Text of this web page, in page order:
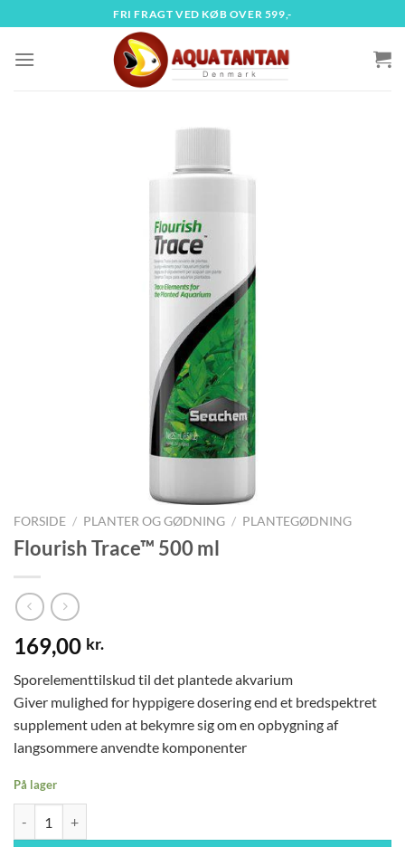
til
indhold
FRI FRAGT VED KØB OVER 599,-
FORSIDE / PLANTER OG GØDNING / PLANTEGØDNING
Flourish Trace™ 500 ml
169,00 kr.
Sporelementtilskud til det plantede akvarium
Giver mulighed for hyppigere dosering end et bredspektret
supplement uden at bekymre sig om en opbygning af
langsommere anvendte komponenter
På lager